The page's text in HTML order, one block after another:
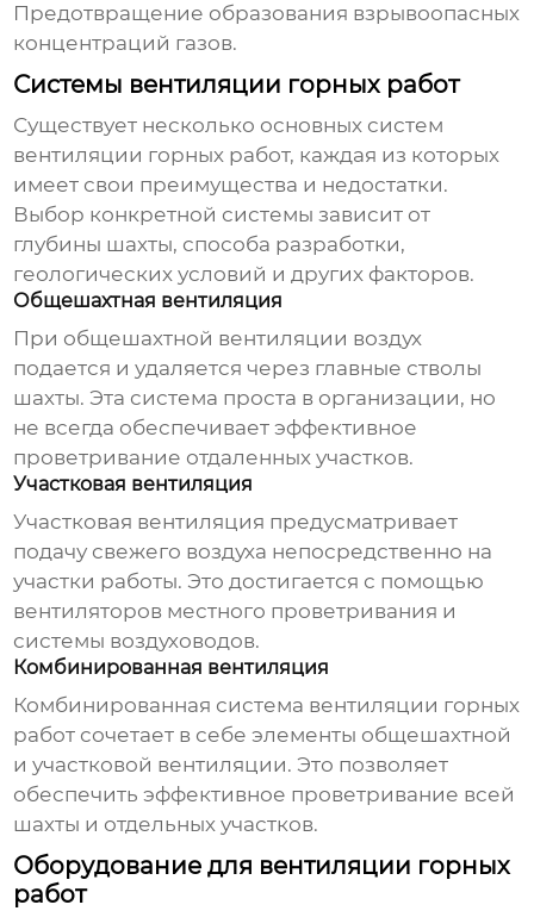
Предотвращение образования взрывоопасных
концентраций газов.
Системы вентиляции горных работ
Существует несколько основных систем
вентиляции горных работ, каждая из которых
имеет свои преимущества и недостатки.
Выбор конкретной системы зависит от
глубины шахты, способа разработки,
геологических условий и других факторов.
Общешахтная вентиляция
При общешахтной вентиляции воздух
подается и удаляется через главные стволы
шахты. Эта система проста в организации, но
не всегда обеспечивает эффективное
проветривание отдаленных участков.
Участковая вентиляция
Участковая вентиляция предусматривает
подачу свежего воздуха непосредственно на
участки работы. Это достигается с помощью
вентиляторов местного проветривания и
системы воздуховодов.
Комбинированная вентиляция
Комбинированная система вентиляции горных
работ сочетает в себе элементы общешахтной
и участковой вентиляции. Это позволяет
обеспечить эффективное проветривание всей
шахты и отдельных участков.
Оборудование для вентиляции горных
работ